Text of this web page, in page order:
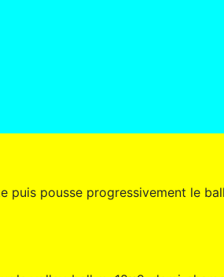
pousse progressivement le